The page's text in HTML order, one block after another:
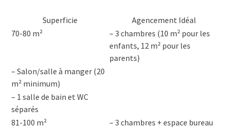
Superficie
Agencement Idéal
70-80 m²
– 3 chambres (10 m² pour les
enfants, 12 m² pour les
parents)
– Salon/salle à manger (20
m² minimum)
– 1 salle de bain et WC
séparés
81-100 m²
– 3 chambres + espace bureau